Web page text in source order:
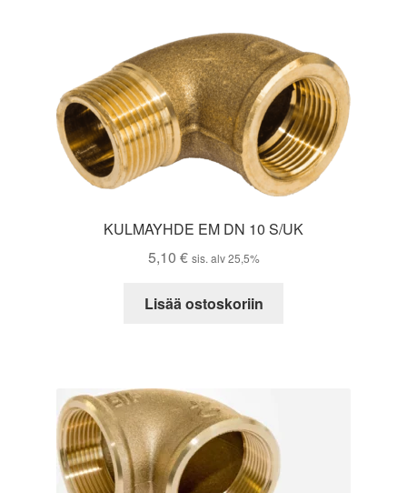
KULMAYHDE EM DN 10 S/UK
5,10 € sis. alv 25,5%
Lisää ostoskoriin